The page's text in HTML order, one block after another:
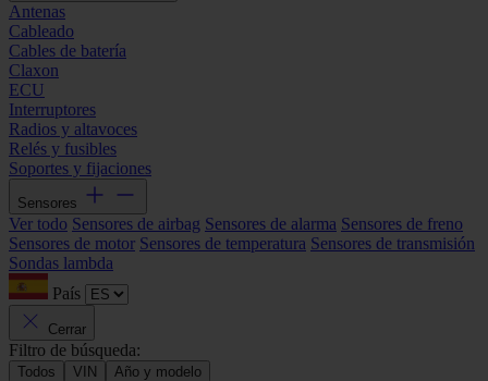
Antenas
Cableado
Cables de batería
Claxon
ECU
Interruptores
Radios y altavoces
Relés y fusibles
Soportes y fijaciones
Sensores
Ver todo Sensores de airbag Sensores de alarma Sensores de freno
Sensores de motor Sensores de temperatura Sensores de transmisión
Sondas lambda
País
Cerrar
Filtro de búsqueda:
Todos VIN
Año y modelo